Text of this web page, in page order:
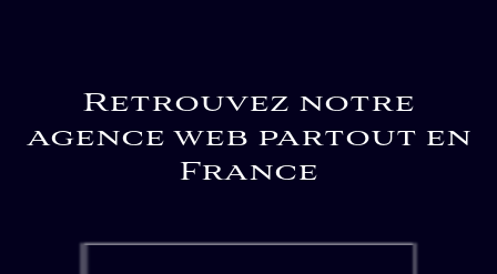
Retrouvez notre
agence web partout en
France